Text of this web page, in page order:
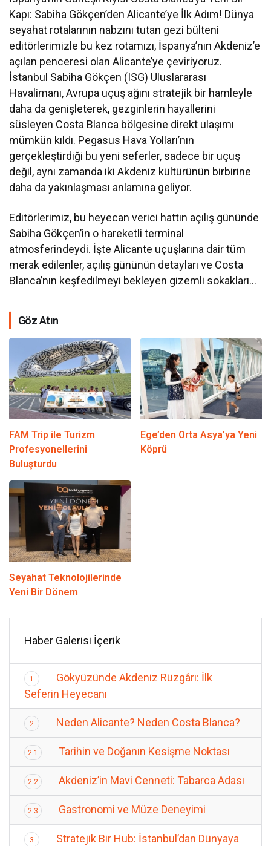
Kapı: Sabiha Gökçen’den Alicante’ye İlk Adım! Dünya
seyahat rotalarının nabzını tutan gezi bülteni
editörlerimizle bu kez rotamızı, İspanya’nın Akdeniz’e
açılan penceresi olan Alicante’ye çeviriyoruz.
İstanbul Sabiha Gökçen (ISG) Uluslararası
Havalimanı, Avrupa uçuş ağını stratejik bir hamleyle
daha da genişleterek, gezginlerin hayallerini
süsleyen Costa Blanca bölgesine direkt ulaşımı
mümkün kıldı. Pegasus Hava Yolları’nın
gerçekleştirdiği bu yeni seferler, sadece bir uçuş
değil, aynı zamanda iki Akdeniz kültürünün birbirine
daha da yakınlaşması anlamına geliyor.
Editörlerimiz, bu heyecan verici hattın açılış gününde
Sabiha Gökçen’in o hareketli terminal
atmosferindeydi. İşte Alicante uçuşlarına dair tüm
merak edilenler, açılış gününün detayları ve Costa
Blanca’nın keşfedilmeyi bekleyen gizemli sokakları…
Göz Atın
FAM Trip ile Turizm
Profesyonellerini
Buluşturdu
Ege’den Orta Asya’ya Yeni
Köprü
Seyahat Teknolojilerinde
Yeni Bir Dönem
Haber Galerisi İçerik
1
Gökyüzünde Akdeniz Rüzgârı: İlk
Seferin Heyecanı
2 Neden Alicante? Neden Costa Blanca?
2.1 Tarihin ve Doğanın Kesişme Noktası
2.2 Akdeniz’in Mavi Cenneti: Tabarca Adası
2.3 Gastronomi ve Müze Deneyimi
3
Stratejik Bir Hub: İstanbul’dan Dünyaya